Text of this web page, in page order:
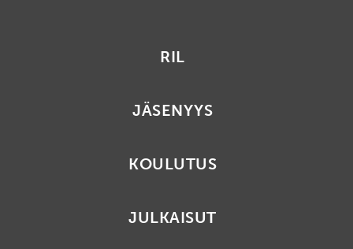
RIL
JÄSENYYS
KOULUTUS
JULKAISUT